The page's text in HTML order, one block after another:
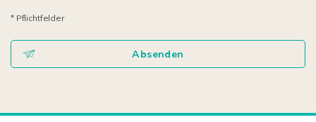
* Pflichtfelder
Absenden